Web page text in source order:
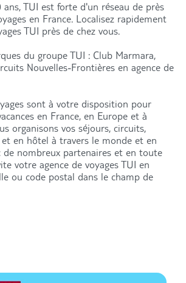
TUI est forte d'un réseau de près
en France. Localisez rapidement
TUI près de chez vous.
du groupe TUI : Club Marmara,
Nouvelles-Frontières en agence de
sont à votre disposition pour
en France, en Europe et à
organisons vos séjours, circuits,
et en hôtel à travers le monde et en
de nombreux partenaires et en toute
votre agence de voyages TUI en
ou code postal dans le champ de